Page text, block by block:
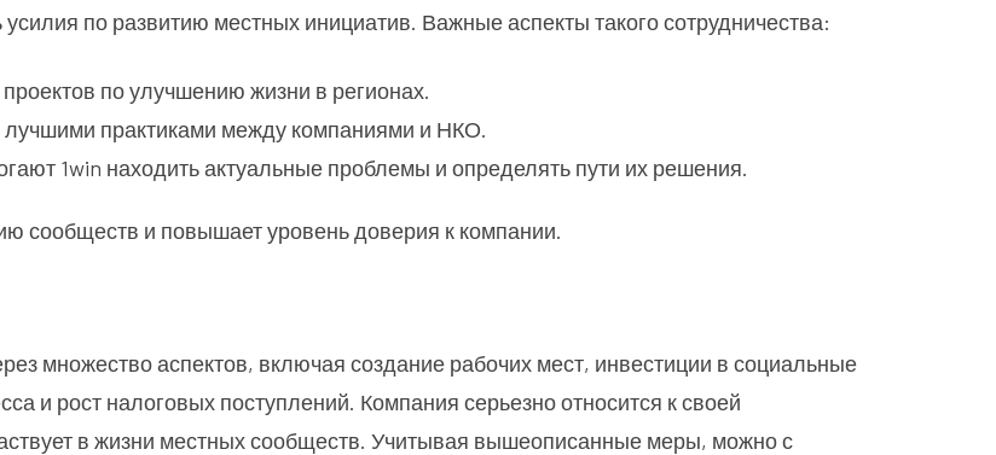
по развитию местных инициатив. Важные аспекты такого сотрудничества:
по улучшению жизни в регионах.
практиками между компаниями и НКО.
1win находить актуальные проблемы и определять пути их решения.
сообществ и повышает уровень доверия к компании.
множество аспектов, включая создание рабочих мест, инвестиции в социальные
и рост налоговых поступлений. Компания серьезно относится к своей
в жизни местных сообществ. Учитывая вышеописанные меры, можно с